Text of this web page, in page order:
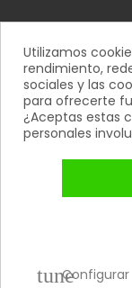
Ayuda
Mi Cuenta
Contacto
Métodos De
Utilizamos
rendimiento,
sociales y las
para ofrecerte
¿Aceptas estas
personales
tuneConfigurar